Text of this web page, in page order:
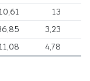
10,61 13
3,23
11,08 4,78